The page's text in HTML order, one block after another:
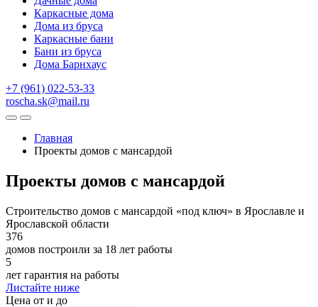
Каркасные дома
Дома из бруса
Каркасные бани
Бани из бруса
Дома Барнхаус
+7 (961) 022-53-33
roscha.sk@mail.ru
Главная
Проекты домов с мансардой
Проекты домов с мансардой
Строительство домов с мансардой «под ключ» в Ярославле и
Ярославской области
376
домов построили за 18 лет работы
5
лет гарантия на работы
Листайте ниже
Цена от и до